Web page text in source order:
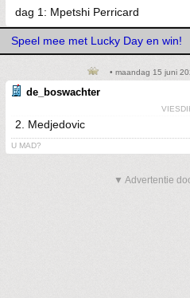
dag 1: Mpetshi Perricard
Speel mee met Lucky Day en win!
• maandag 15 juni
de_boswachter
2. Medjedovic
U MAD?
▼ Advertentie